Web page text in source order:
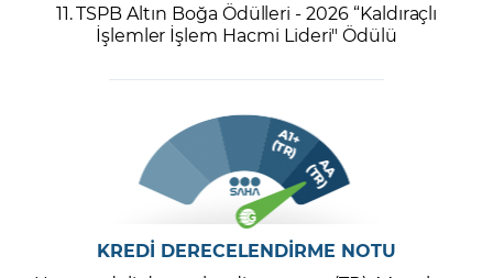
11. TSPB Altın Boğa Ödülleri - 2026 “Kaldıraçlı
İşlemler İşlem Hacmi Lideri" Ödülü
KREDİ DERECELENDİRME NOTU